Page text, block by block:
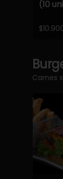
(10
Carnes